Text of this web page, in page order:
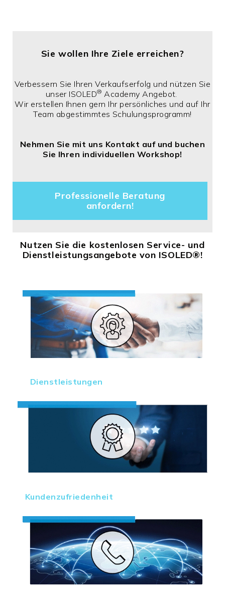
Sie wollen Ihre Ziele erreichen?
Verbessern Sie Ihren Verkaufserfolg und nützen Sie
unser ISOLED® Academy Angebot.
Wir erstellen Ihnen gern Ihr persönliches und auf Ihr
Team abgestimmtes Schulungsprogramm!
Nehmen Sie mit uns Kontakt auf und buchen
Sie Ihren individuellen Workshop!
Professionelle Beratung
anfordern!
Nutzen Sie die kostenlosen Service- und
Dienstleistungsangebote von ISOLED®!
Dienstleistungen
Kundenzufriedenheit